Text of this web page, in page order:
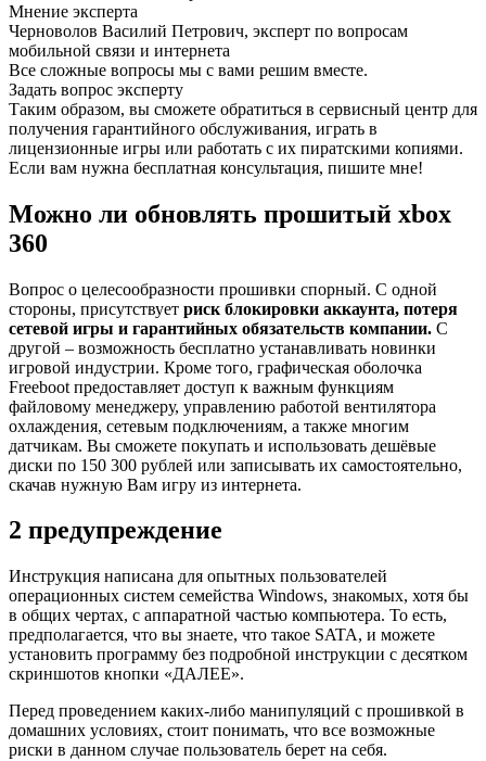
Мнение эксперта
Черноволов Василий Петрович, эксперт по вопросам
мобильной связи и интернета
Все сложные вопросы мы с вами решим вместе.
Задать вопрос эксперту
Таким образом, вы сможете обратиться в сервисный центр для
получения гарантийного обслуживания, играть в
лицензионные игры или работать с их пиратскими копиями.
Если вам нужна бесплатная консультация, пишите мне!
Можно ли обновлять прошитый xbox
360
Вопрос о целесообразности прошивки спорный. С одной
стороны, присутствует риск блокировки аккаунта, потеря
сетевой игры и гарантийных обязательств компании. С
другой – возможность бесплатно устанавливать новинки
игровой индустрии. Кроме того, графическая оболочка
Freeboot предоставляет доступ к важным функциям
файловому менеджеру, управлению работой вентилятора
охлаждения, сетевым подключениям, а также многим
датчикам. Вы сможете покупать и использовать дешёвые
диски по 150 300 рублей или записывать их самостоятельно,
скачав нужную Вам игру из интернета.
2 предупреждение
Инструкция написана для опытных пользователей
операционных систем семейства Windows, знакомых, хотя бы
в общих чертах, с аппаратной частью компьютера. То есть,
предполагается, что вы знаете, что такое SATA, и можете
установить программу без подробной инструкции с десятком
скриншотов кнопки «ДАЛЕЕ».
Перед проведением каких-либо манипуляций с прошивкой в
домашних условиях, стоит понимать, что все возможные
риски в данном случае пользователь берет на себя.